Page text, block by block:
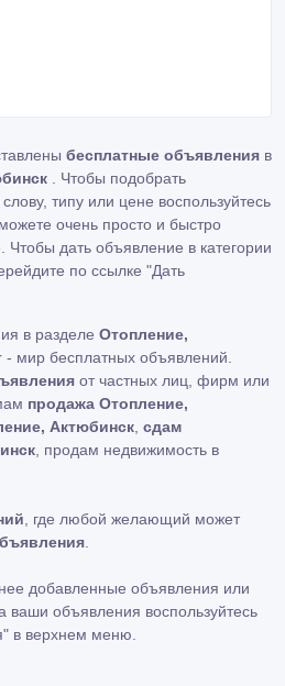
бесплатные объявления в
. Чтобы подобрать
типу или цене воспользуйтесь
очень просто и быстро
Чтобы дать объявление в категории
по ссылке "Дать
в разделе Отопление,
- мир бесплатных объявлений.
от частных лиц, фирм или
продажа Отопление,
Актюбинск сдам
, продам недвижимость в
, где любой желающий может
добавленные объявления или
ваши объявления воспользуйтесь
в верхнем меню.